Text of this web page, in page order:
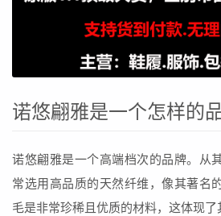
诺悠翩雅是一个怎样的
诺悠翩雅是一个高端档次的品牌。从
常选用高品质的天然纤维，像其著名
毛是非常珍稀且优质的材料，这体现了